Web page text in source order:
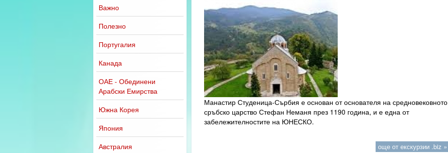
Важно
Полезно
Португалия
Канада
ОАЕ - Обединени
Арабски Емирства
Южна Корея
Япония
Австралия
Манастир Студеница-Сърбия е основан от основателя на средновековното
сръбско царство Стефан Неманя през 1190 година, и е една от
забележителностите на ЮНЕСКО.
още от екскурзии .biz »